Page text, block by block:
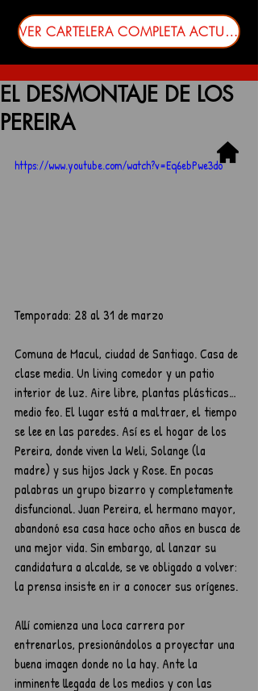
VER CARTELERA COMPLETA ACTUALIZADA
EL DESMONTAJE DE LOS
PEREIRA
https://www.youtube.com/watch?v=Eq6ebPwe3do
Temporada: 28 al 31 de marzo
Comuna de Macul, ciudad de Santiago. Casa de
clase media. Un living comedor y un patio
interior de luz. Aire libre, plantas plásticas…
medio feo. El lugar está a maltraer, el tiempo
se lee en las paredes. Así es el hogar de los
Pereira, donde viven la Weli, Solange (la
madre) y sus hijos Jack y Rose. En pocas
palabras un grupo bizarro y completamente
disfuncional. Juan Pereira, el hermano mayor,
abandonó esa casa hace ocho años en busca de
una mejor vida. Sin embargo, al lanzar su
candidatura a alcalde, se ve obligado a volver:
la prensa insiste en ir a conocer sus orígenes.
Allí comienza una loca carrera por
entrenarlos, presionándolos a proyectar una
buena imagen donde no la hay. Ante la
inminente llegada de los medios y con las